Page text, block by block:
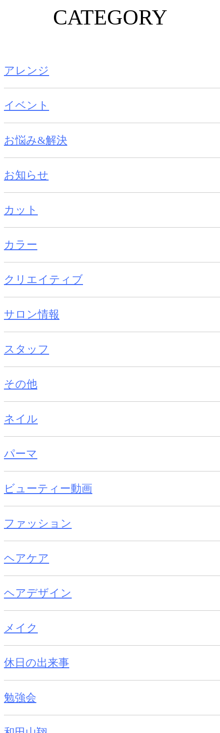
CATEGORY
アレンジ
イベント
お悩み&解決
お知らせ
カット
カラー
クリエイティブ
サロン情報
スタッフ
その他
ネイル
パーマ
ビューティー動画
ファッション
ヘアケア
ヘアデザイン
メイク
休日の出来事
勉強会